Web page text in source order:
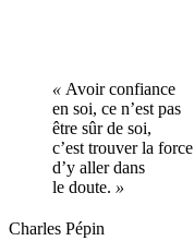
« Avoir confiance
en soi, ce n’est pas
être sûr de soi,
c’est trouver la force
d’y aller dans
le doute. »
Charles Pépin